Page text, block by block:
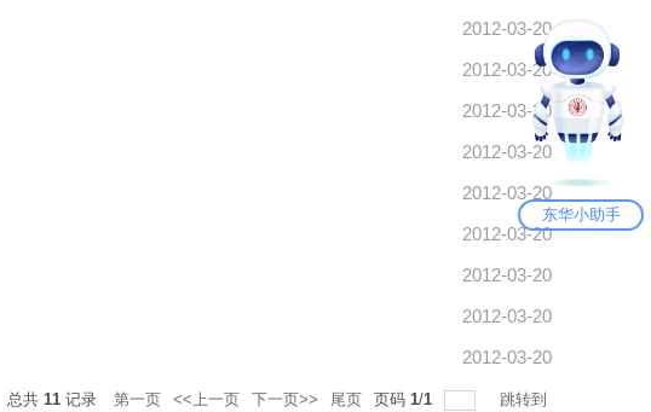
2012-03-20
2012-03-20
2012-03-20
2012-03-20
2012-03-20
2012-03-20
2012-03-20
2012-03-20
2012-03-20
总共 11 记录 第一页 <<上一页 下一页>> 尾页 页码 1/1 跳转到
东华小助手